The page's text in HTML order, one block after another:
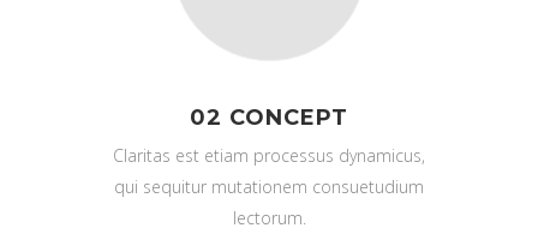
02 CONCEPT
Claritas est etiam processus dynamicus,
qui sequitur mutationem consuetudium
lectorum.